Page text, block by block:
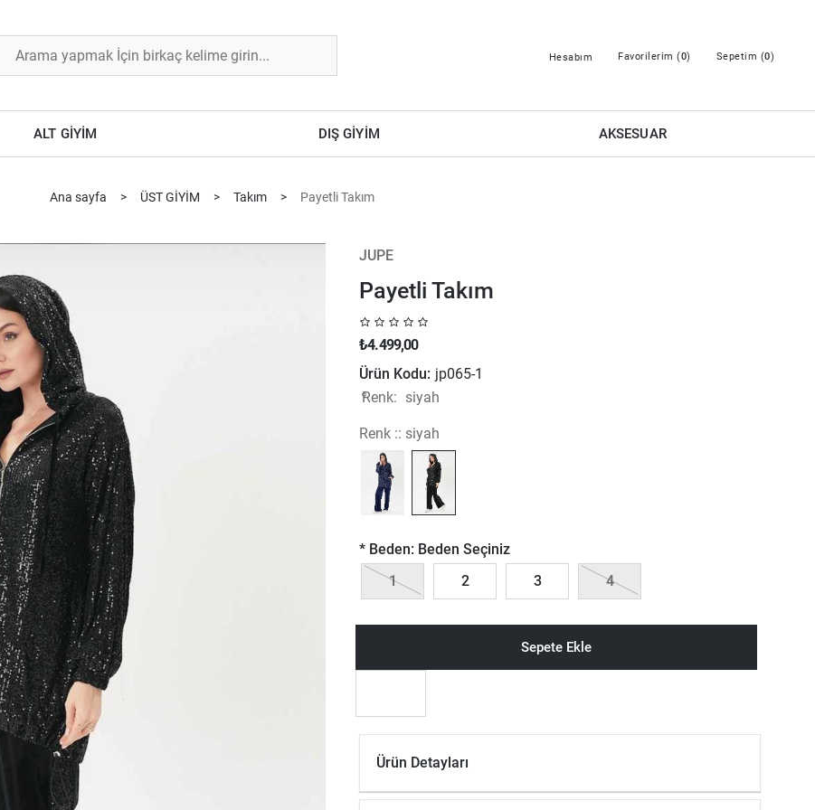
Hesabım Favorilerim (0) Sepetim (0)
ALT GİYİM DIŞ GİYİM AKSESUAR
Ana sayfa > ÜST GİYİM > Takım > Payetli Takım
JUPE
Payetli Takım
₺4.499,00
Ürün Kodu: jp065-1
Renk: siyah
Renk :: siyah
* Beden: Beden Seçiniz
1
2 3 4
Sepete Ekle
Ürün Detayları